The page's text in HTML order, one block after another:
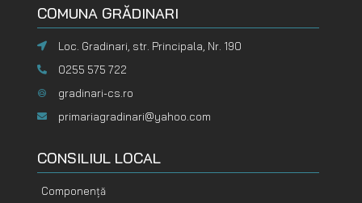
COMUNA GRĂDINARI
Loc. Gradinari, str. Principala, Nr. 190
0255 575 722
gradinari-cs.ro
primariagradinari@yahoo.com
CONSILIUL LOCAL
Componență